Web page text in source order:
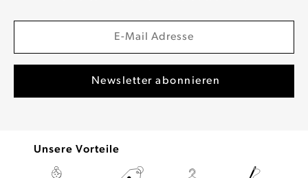
Unsere Vorteile